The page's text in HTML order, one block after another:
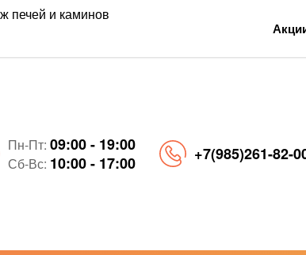
печей и каминов
Пн-Пт: 09:00 - 19:00
Сб-Вс: 10:00 - 17:00 +7(985)261-82-